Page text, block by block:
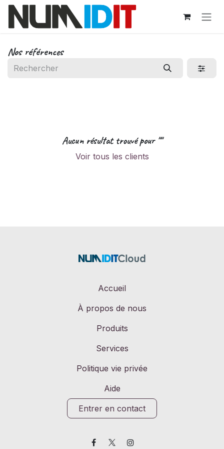
Se rendre au contenu
Nos références
Aucun résultat trouvé pour ""
Voir tous les clients
Accueil
À propos de nous
Produits
Services
Politique vie privée
Aide
Entrer en contact